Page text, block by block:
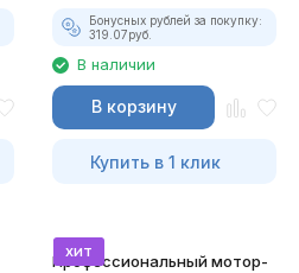
Бонусных рублей за покупку:
319.07руб.
В наличии
В корзину
Купить в 1 клик
хит
Профессиональный мотор-